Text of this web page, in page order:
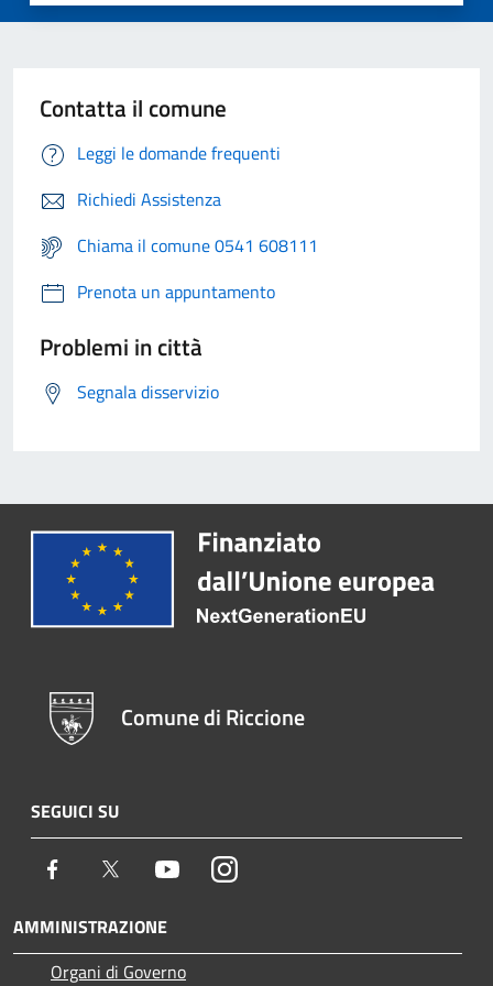
Contatta il comune
Leggi le domande frequenti
Richiedi Assistenza
Chiama il comune 0541 608111
Prenota un appuntamento
Problemi in città
Segnala disservizio
Comune di Riccione
SEGUICI SU
Facebook Twitter YoutubeInstagram
AMMINISTRAZIONE
Organi di Governo